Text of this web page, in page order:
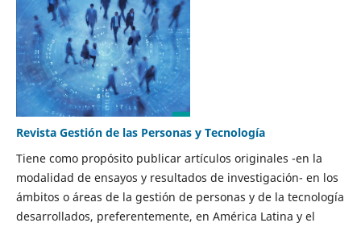
Revista Gestión de las Personas y Tecnología
Tiene como propósito publicar artículos originales -en la
modalidad de ensayos y resultados de investigación- en los
ámbitos o áreas de la gestión de personas y de la tecnología
desarrollados, preferentemente, en América Latina y el